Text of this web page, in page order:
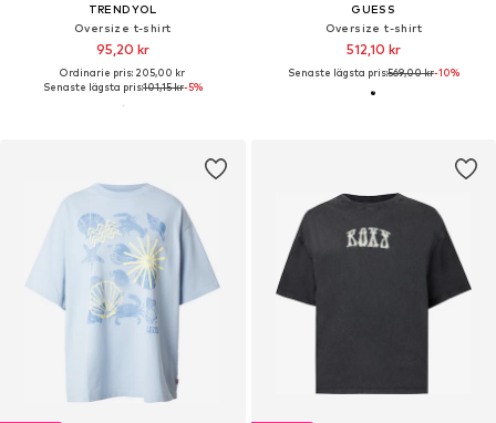
TRENDYOL
Oversize t-shirt
95,20 kr
Ordinarie pris: 205,00 kr
Senaste lägsta pris:101,15 kr-5%
GUESS
Oversize t-shirt
512,10 kr
Senaste lägsta pris:569,00 kr-10%